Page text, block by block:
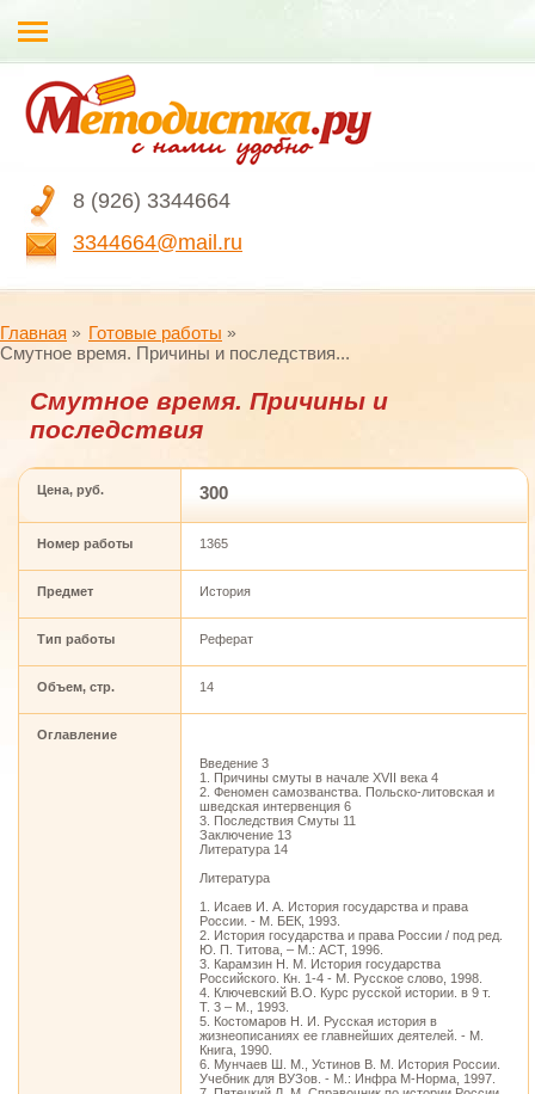
8 (926) 3344664
3344664@mail.ru
Главная
Готовые работы
Смутное время. Причины и последствия...
Смутное время. Причины и
последствия
Цена, руб. 300
Номер работы 1365
Предмет История
Тип работы Реферат
Объем, стр. 14
Оглавление
Введение 3
1. Причины смуты в начале XVII века 4
2. Феномен самозванства. Польско-литовская и
шведская интервенция 6
3. Последствия Смуты 11
Заключение 13
Литература 14
Литература
1. Исаев И. А. История государства и права
России. - М. БЕК, 1993.
2. История государства и права России / под ред.
Ю. П. Титова, – М.: АСТ, 1996.
3. Карамзин Н. М. История государства
Российского. Кн. 1-4 - М. Русское слово, 1998.
4. Ключевский В.О. Курс русской истории. в 9 т.
Т. 3 – М., 1993.
5. Костомаров Н. И. Русская история в
жизнеописаниях ее главнейших деятелей. - М.
Книга, 1990.
6. Мунчаев Ш. М., Устинов В. М. История России.
Учебник для ВУЗов. - М.: Инфра М-Норма, 1997.